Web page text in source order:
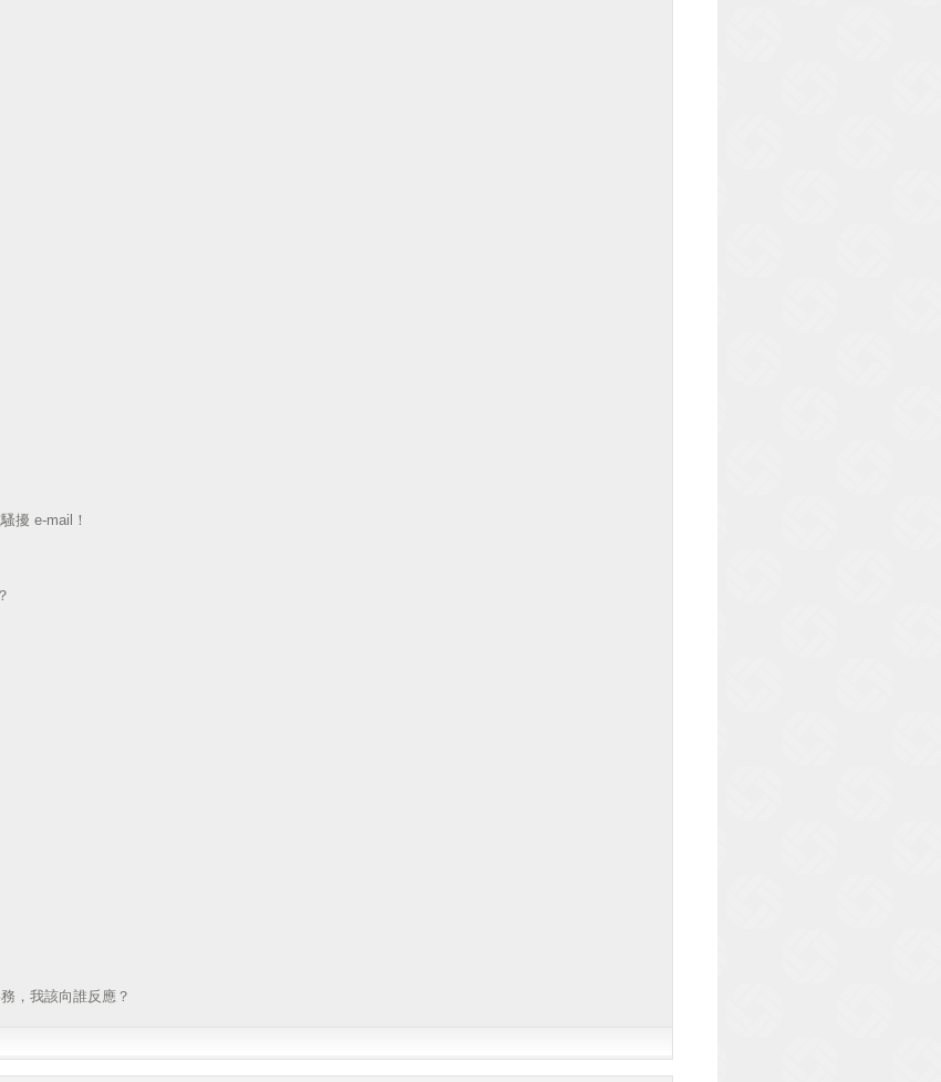
擾 e-mail！
，我該向誰反應？